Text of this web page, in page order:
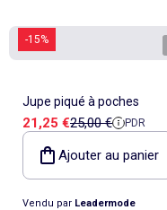
-15%
Jupe piqué à poches
Prix de vente
21,25 €Prix de référence
25,00 € PDR
Ajouter au panier
Vendu par Leadermode